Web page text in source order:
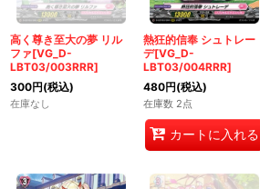
高く尊き至大の夢 リル
ファ[VG_D-
LBT03/003RRR]
300円(税込)
在庫なし
熱狂的信奉 シュトレー
デ[VG_D-
LBT03/004RRR]
480円(税込)
在庫数 2点
カートに入れる